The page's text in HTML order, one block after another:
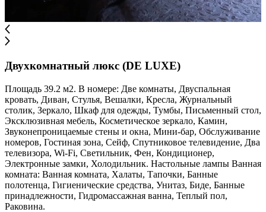
Двухкомнатный люкс (DE LUXE)
Площадь 39.2 м2. В номере: Две комнаты, Двуспальная
кровать, Диван, Стулья, Вешалки, Кресла, Журнальный
столик, Зеркало, Шкаф для одежды, Тумбы, Письменный стол,
Эксклюзивная мебель, Косметическое зеркало, Камин,
Звуконепроницаемые стены и окна, Мини-бар, Обслуживание
номеров, Гостиная зона, Сейф, Спутниковое телевидение, Два
телевизора, Wi-Fi, Светильник, Фен, Кондиционер,
Электронные замки, Холодильник. Настольные лампы Ванная
комната: Ванная комната, Халаты, Тапочки, Банные
полотенца, Гигиенические средства, Унитаз, Биде, Банные
принадлежности, Гидромассажная ванна, Теплый пол,
Раковина.